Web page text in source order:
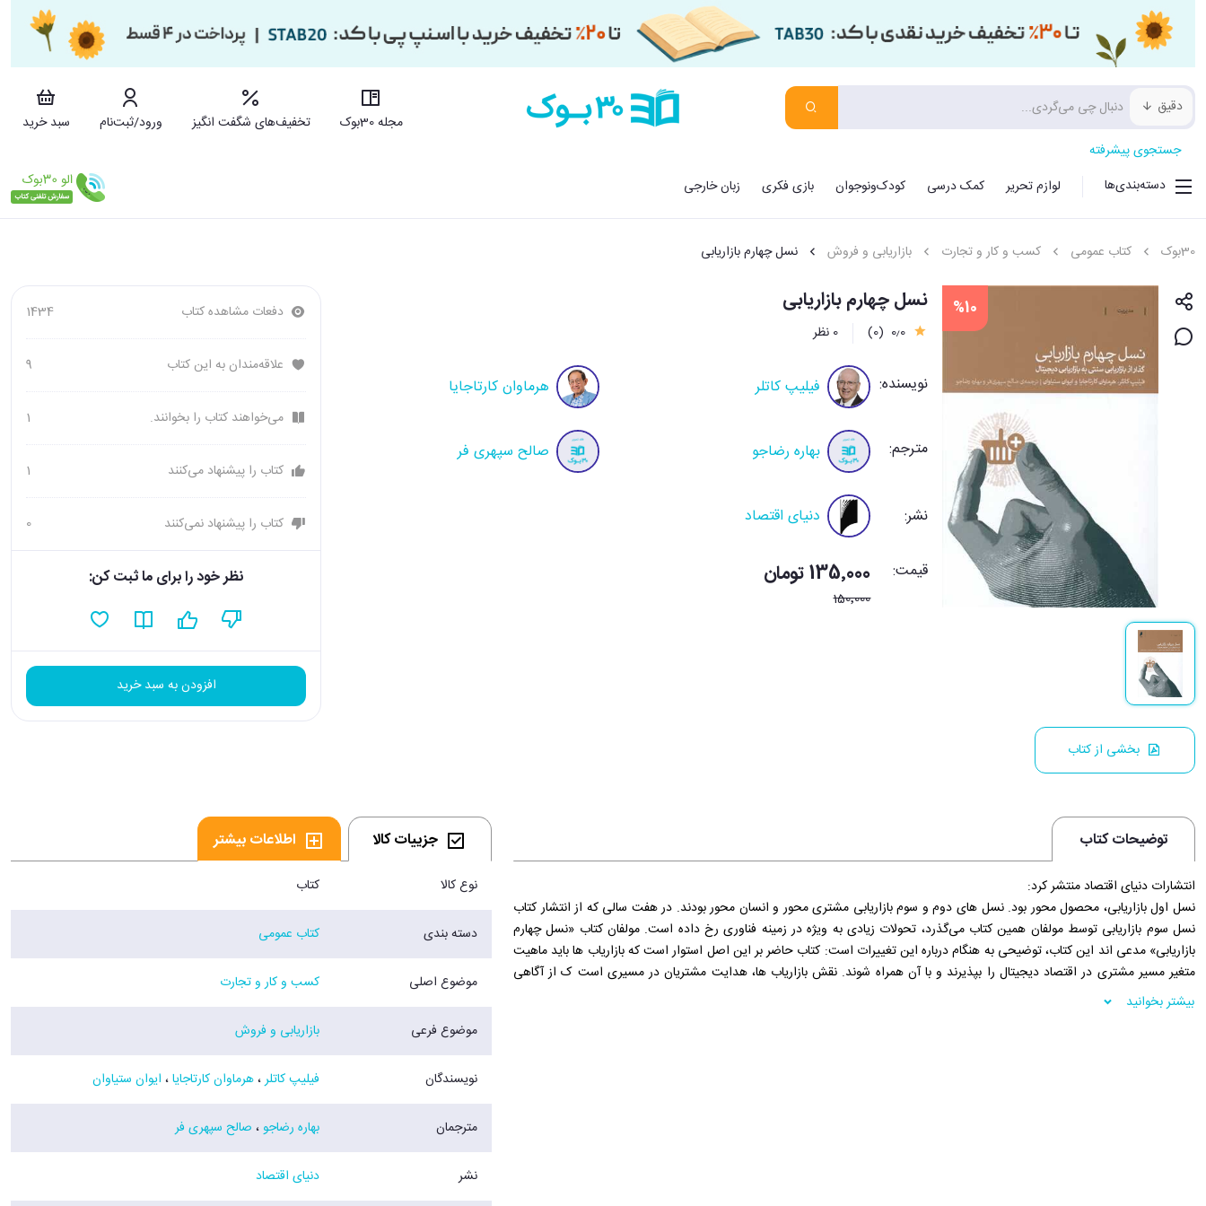
دقیق
مجله 30بوک تخفیف‌های شگفت انگیز ورود/ثبت‌نام
سبد خرید
جستجوی پیشرفته
دسته‌بندی‌ها
لوازم تحریر کمک درسی کودک‌ونوجوان بازی فکری زبان خارجی
30بوک کتاب عمومی کسب و کار و تجارت بازاریابی و فروش نسل چهارم بازاریابی
%10
بخشی از کتاب
نسل چهارم بازاریابی
0٫0 (0) 0 نظر
نویسنده: فیلیپ کاتلر هرماوان کارتاجایا
مترجم: بهاره رضاجو صالح سپهری فر
نشر: دنیای اقتصاد
قیمت: 135٬000 تومان
150٬000
دفعات مشاهده کتاب 1434
علاقه‌مندان به این کتاب 9
می‌خواهند کتاب را بخوانند. 1
کتاب را پیشنهاد می‌کنند 1
کتاب را پیشنهاد نمی‌کنند 0
نظر خود را برای ما ثبت کن:
افزودن به سبد خرید
توضیحات کتاب
انتشارات دنیای اقتصاد منتشر کرد:
نسل اول بازاریابی، محصول ‌محور بود. نسل ‌های دوم و سوم بازاریابی مشتری ‌محور و انسان ‌محور بودند. در هفت سالی که از انتشار کتاب
نسل سوم بازاریابی توسط مولفان همین کتاب می‌گذرد، تحولات زیادی به ‌ویژه در زمینه فناوری رخ داده است. مولفان کتاب «نسل چهارم
بازاریابی» مدعی ‌اند این کتاب، توضیحی به ‌هنگام درباره این تغییرات است: کتاب حاضر بر این اصل استوار است که بازاریاب‌ ها باید ماهیت
متغیر مسیر مشتری در اقتصاد دیجیتال را بپذیرند و با آن همراه شوند. نقش بازاریاب ‌ها، هدایت مشتریان در مسیری است ک از آگاهی
شروع می ‌شود و درنهایت به هواداری می ‌رسد. نسل چهارم بازاریابی در واقع شکل عمیق ‌تر و گسترده ‌تر بازاریابی انسان‌ محور (نسل سوم)
است که تمام جنبه‌ های مسیر مشتری را پوشش می‌ دهد.
بیشتر بخوانید
جزییات کالا اطلاعات بیشتر
نوع کالا کتاب
دسته بندی کتاب عمومی
موضوع اصلی کسب و کار و تجارت
موضوع فرعی بازاریابی و فروش
نویسندگان فیلیپ کاتلر،هرماوان کارتاجایا، ایوان ستیاوان
مترجمان بهاره رضاجو، صالح سپهری فر
نشر دنیای اقتصاد